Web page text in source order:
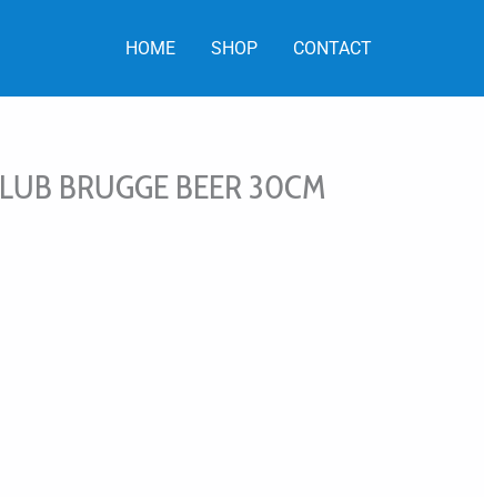
HOME SHOP CONTACT
BRUGGE BEER 30CM